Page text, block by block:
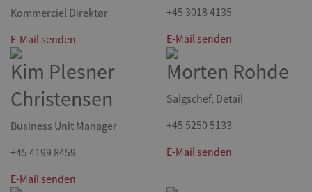
Kommerciel Direktør
E-Mail senden
+45 3018 4135
E-Mail senden
Kim Plesner
Christensen
Business Unit Manager
+45 4199 8459
E-Mail senden
Morten Rohde
Salgschef, Detail
+45 5250 5133
E-Mail senden